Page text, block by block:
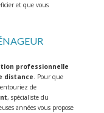
et que vous
professionnelle
distance. Pour que
de
, spécialiste du
années vous propose